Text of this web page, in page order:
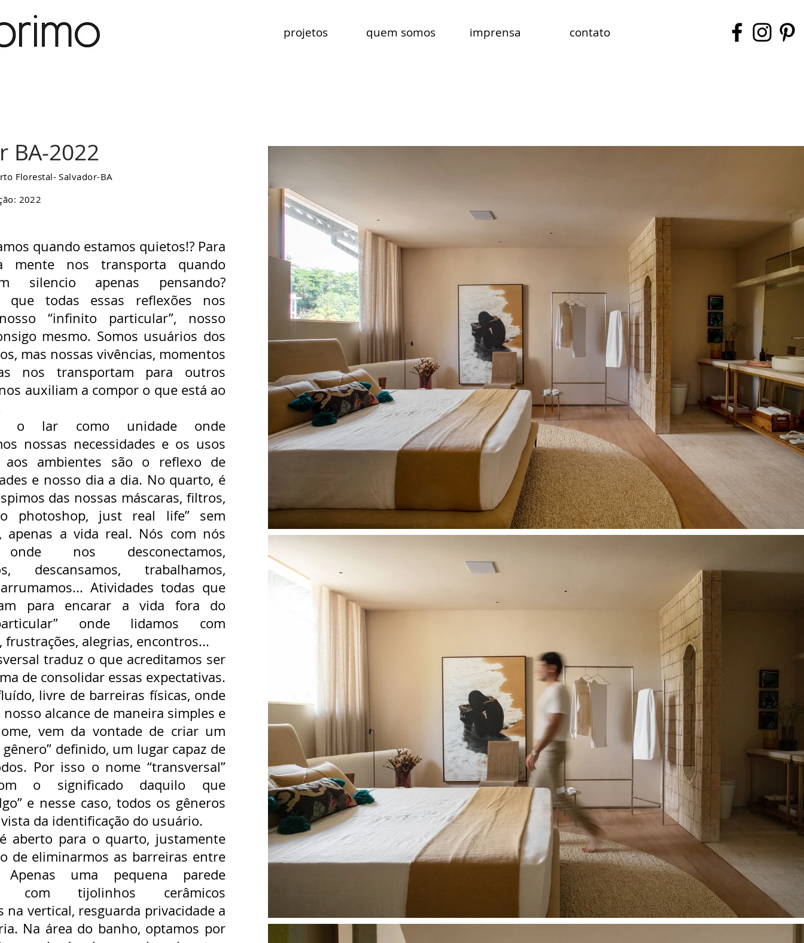
projetos quem somos imprensa contato
BA-2022
Florestal- Salvador-BA
2022
quando estamos quietos!? Para
mente nos transporta quando
silencio apenas pensando?
que todas essas reflexões nos
“infinito particular”, nosso
mesmo. Somos usuários dos
mas nossas vivências, momentos
nos transportam para outros
auxiliam a compor o que está ao
o lar como unidade onde
nossas necessidades e os usos
aos ambientes são o reflexo de
e nosso dia a dia. No quarto, é
das nossas máscaras, filtros,
photoshop, just real life” sem
apenas a vida real. Nós com nós
onde nos desconectamos,
descansamos, trabalhamos,
Atividades todas que
para encarar a vida fora do
onde lidamos com
frustrações, alegrias, encontros...
traduz o que acreditamos ser
de consolidar essas expectativas.
livre de barreiras físicas, onde
alcance de maneira simples e
vem da vontade de criar um
gênero” definido, um lugar capaz de
Por isso o nome “transversal”
o significado daquilo que
e nesse caso, todos os gêneros
da identificação do usuário.
aberto para o quarto, justamente
de eliminarmos as barreiras entre
uma pequena parede
com tijolinhos cerâmicos
na vertical, resguarda privacidade a
Na área do banho, optamos por